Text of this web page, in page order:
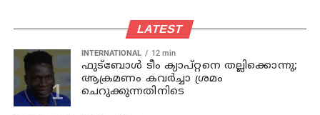
LATEST
INTERNATIONAL 12 min
ഫുട്ബോൾ ടീം ക്യാപ്റ്റനെ തല്ലിക്കൊന്നു;
ആക്രമണം കവർച്ചാ ശ്രമം
ചെറുക്കുന്നതിനിടെ